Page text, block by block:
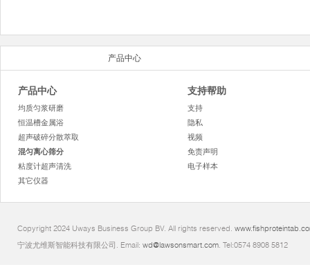
产品中心
产品中心
均质匀浆研磨
恒温槽金属浴
超声破碎分散萃取
混匀离心筛分
粘度计超声清洗
其它仪器
支持帮助
支持
隐私
视频
免责声明
电子样本
Copyright 2024 Uways Business Group BV. All rights reserved.
宁波尤维斯智能科技有限公司. Email: wd@lawsonsmart.com. Tel:0574 8908 5812